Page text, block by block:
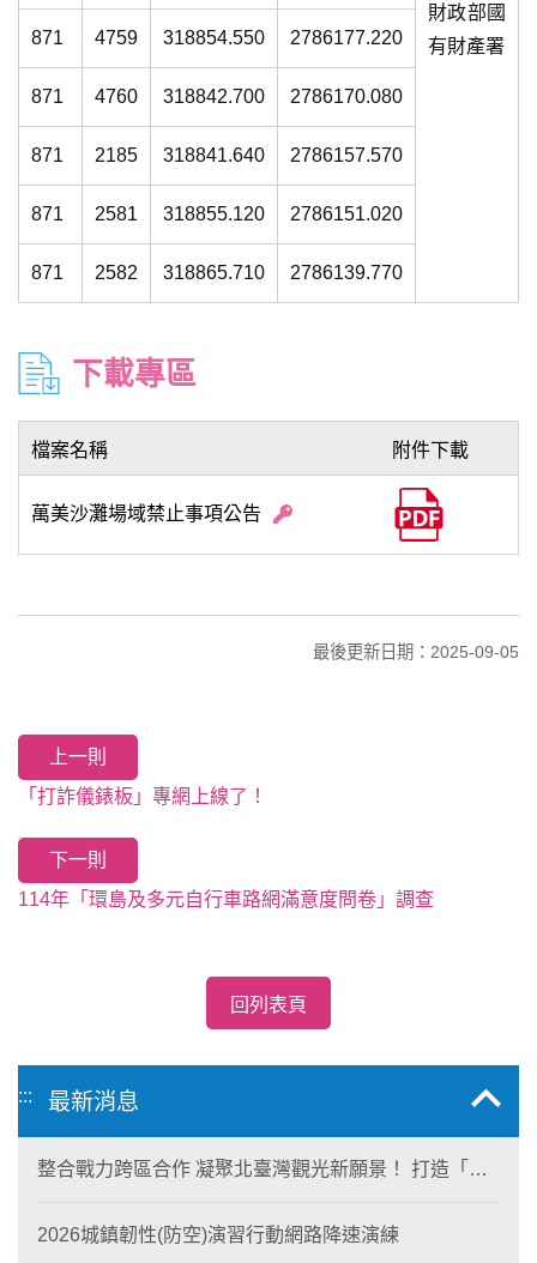
財政部國
有財產署
871 4759 318854.550 2786177.220
871 4760 318842.700 2786170.080
871 2185 318841.640 2786157.570
871 2581 318855.120 2786151.020
871 2582 318865.710 2786139.770
下載專區
檔案名稱 附件下載
萬美沙灘場域禁止事項公告
最後更新日期：2025-09-05
上一則
「打詐儀錶板」專網上線了！
下一則
114年「環島及多元自行車路網滿意度問卷」調查
回列表頁
::: 最新消息
整合戰力跨區合作 凝聚北臺灣觀光新願景！ 打造「生
2026城鎮韌性(防空)演習行動網路降速演練